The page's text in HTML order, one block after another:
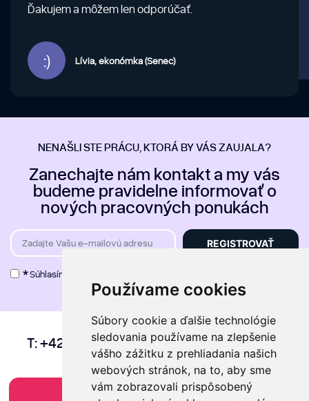
Používame cookies
Súbory cookie a ďalšie technológie
sledovania používame na zlepšenie
vášho zážitku z prehliadania našich
webových stránok, na to, aby sme
vám zobrazovali prispôsobený
Ďakujem a môžem len odporúčať.
:) Lívia, ekonómka (Senec)
NENAŠLI STE PRÁCU, KTORÁ BY VÁS ZAUJALA?
Zanechajte nám kontakt a my vás
budeme pravidelne informovať o
nových pracovných ponukách
Zadajte Vašu e-mailovú adresu
REGISTROVAŤ
*Súhlasím so
T:+421 940 499 442 | M:info@pracaaa.sk